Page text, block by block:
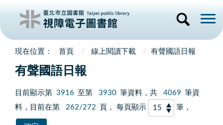
首頁 線上閱讀下載 有聲國語日報
有聲國語日報
目前顯示第 3916 至第 3930 筆資料，共 4069 筆資
料，目前在第
262/272 頁， 每頁顯示 筆，